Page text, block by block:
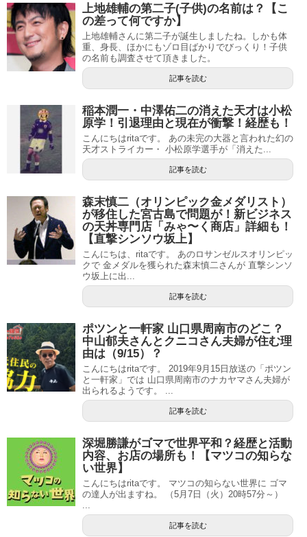
上地雄輔の第二子(子供)の名前は？【こ
の差って何ですか】
上地雄輔さんに第二子が誕生しましたね。しかも体
重、身長、ほかにもゾロ目ばかりでびっくり！子供
の名前も調査させて頂きました。
記事を読む
稲本潤一・中澤佑二の消えた天才は小松
原学！引退理由と現在が衝撃！経歴も！
こんにちはritaです。 あの未完の大器と言われた幻の
天才ストライカー・ 小松原学選手が「消えた...
記事を読む
森末慎二（オリンピック金メダリスト）
が移住した宮古島で問題が！新ビジネス
の天丼専門店「みゃ〜く商店」詳細も！
【直撃シンソウ坂上】
こんにちは、ritaです。 あのロサンゼルスオリンピッ
クで 金メダルを獲られた森末慎二さんが 直撃シンソ
ウ坂上に出...
記事を読む
ポツンと一軒家 山口県周南市のどこ？
中山郁夫さんとクニコさん夫婦が住む理
由は（9/15）？
こんにちはritaです。 2019年9月15日放送の「ポツン
と一軒家」では 山口県周南市のナカヤマさん夫婦が
出られるようです。 ...
記事を読む
深堀勝謙がゴマで世界平和？経歴と活動
内容、お店の場所も！【マツコの知らな
い世界】
こんにちはritaです。 マツコの知らない世界に ゴマ
の達人が出ますね。 （5月7日（火）20時57分～）
記事を読む